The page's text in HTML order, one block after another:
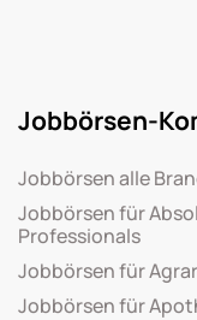
Jobbörsen-
Jobbörsen alle
Jobbörsen für
Professionals
Jobbörsen für
Jobbörsen für